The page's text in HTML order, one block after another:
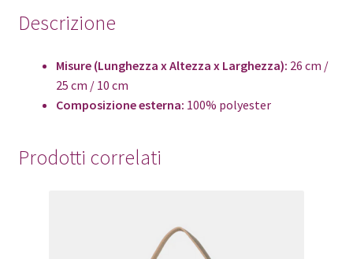
Descrizione
Misure (Lunghezza x Altezza x Larghezza): 26 cm /
25 cm / 10 cm
Composizione esterna: 100% polyester
Prodotti correlati